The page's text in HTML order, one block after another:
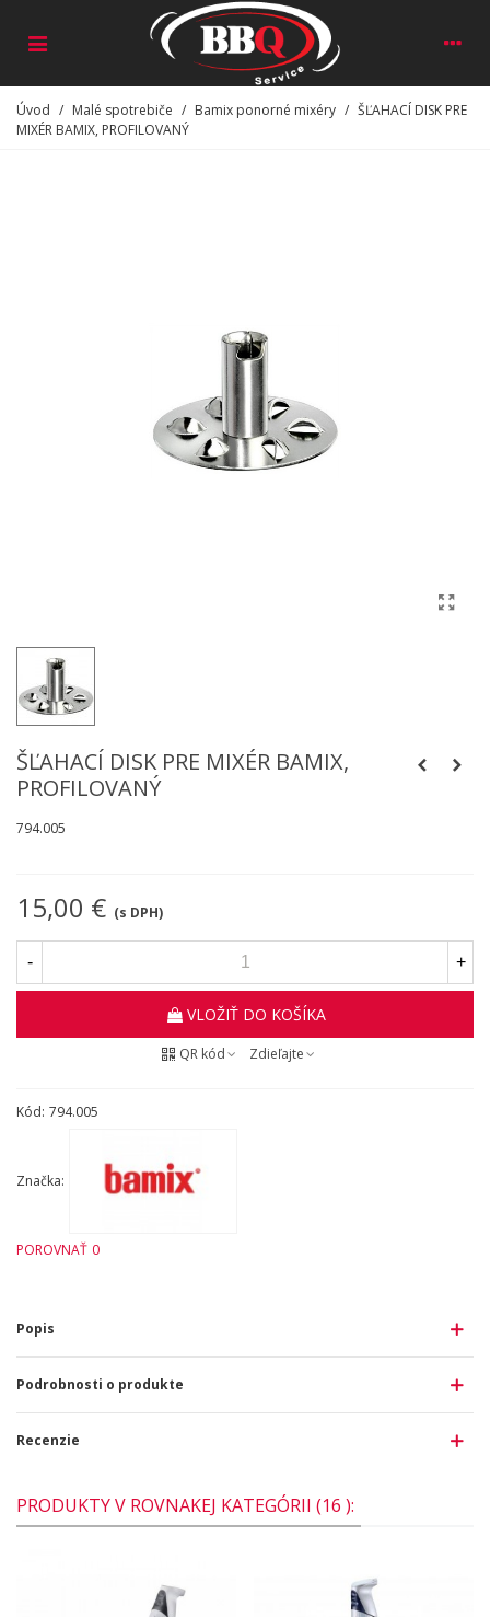
Úvod / Malé spotrebiče / Bamix ponorné mixéry / ŠĽAHACÍ DISK PRE
MIXÉR BAMIX, PROFILOVANÝ
ŠĽAHACÍ DISK PRE MIXÉR BAMIX,
PROFILOVANÝ
794.005
15,00 € (s DPH)
- +
VLOŽIŤ DO KOŠÍKA
QR kód Zdieľajte
Kód: 794.005
Značka:
POROVNAŤ 0
Popis
Podrobnosti o produkte
Recenzie
PRODUKTY V ROVNAKEJ KATEGÓRII (16 ):